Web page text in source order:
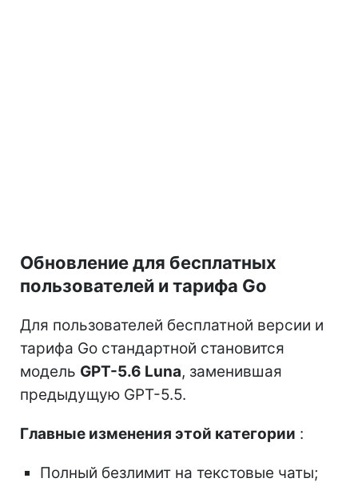
Обновление для бесплатных
пользователей и тарифа Go
Для пользователей бесплатной версии и
тарифа Go стандартной становится
модель GPT-5.6 Luna, заменившая
предыдущую GPT-5.5.
Главные изменения этой категории :
Полный безлимит на текстовые чаты;